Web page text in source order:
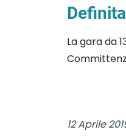
La gara da
12 Aprile